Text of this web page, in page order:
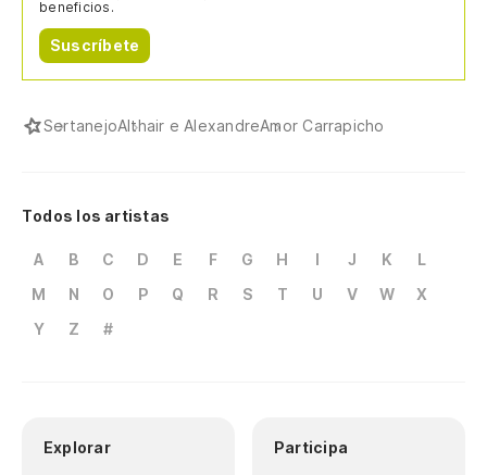
beneficios.
Suscríbete
SertanejoAlthair e AlexandreAmor Carrapicho
Todos los artistas
A B C D E F G H I J K
L
M
N O P Q R S T U V W
X
Y
Z #
Explorar Participa